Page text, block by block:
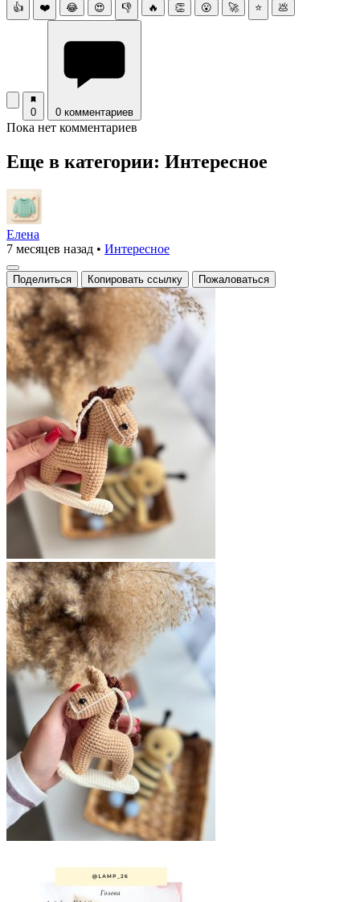
👍 ❤️ 😂 😍 👎 🔥 👏 😮 🚀 ⭐ 💩
0 0 комментариев
Пока нет комментариев
Еще в категории: Интересное
Елена
7 месяцев назад • Интересное
Поделиться Копировать ссылку Пожаловаться